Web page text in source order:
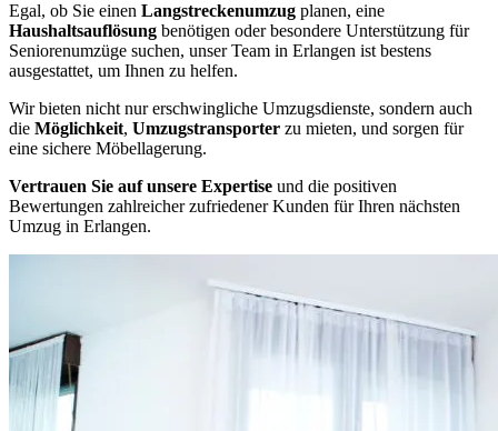
Egal, ob Sie einen Langstreckenumzug planen, eine
Haushaltsauflösung benötigen oder besondere Unterstützung für
Seniorenumzüge suchen, unser Team in Erlangen ist bestens
ausgestattet, um Ihnen zu helfen.
Wir bieten nicht nur erschwingliche Umzugsdienste, sondern auch
die Möglichkeit, Umzugstransporter zu mieten, und sorgen für
eine sichere Möbellagerung.
Vertrauen Sie auf unsere Expertise und die positiven
Bewertungen zahlreicher zufriedener Kunden für Ihren nächsten
Umzug in Erlangen.